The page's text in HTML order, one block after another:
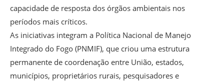
capacidade de resposta dos órgãos ambientais nos
períodos mais críticos.
As iniciativas integram a Política Nacional de Manejo
Integrado do Fogo (PNMIF), que criou uma estrutura
permanente de coordenação entre União, estados,
municípios, proprietários rurais, pesquisadores e